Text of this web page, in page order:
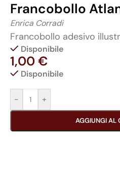
Francobollo
Enrica Corradi
Francobollo adesivo
Disponibile
1,00€
Disponibile
- +
AGGIUNGI AL